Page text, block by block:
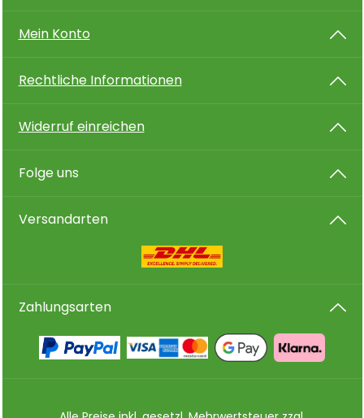
Mein Konto
Rechtliche Informationen
Widerruf einreichen
Folge uns
Versandarten
Zahlungsarten